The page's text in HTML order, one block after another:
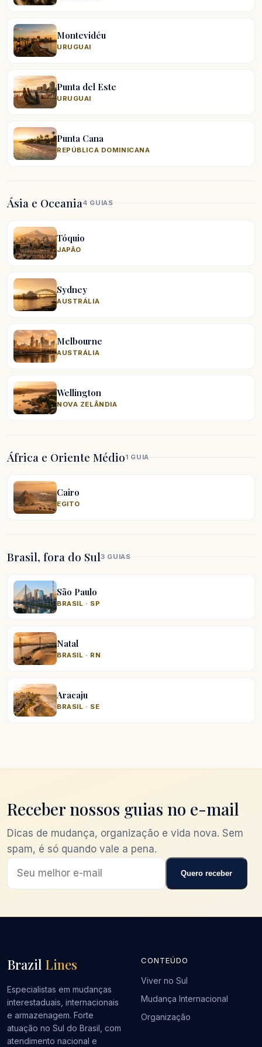
Montevidéu
URUGUAI
Punta del Este
URUGUAI
Punta Cana
REPÚBLICA DOMINICANA
Ásia e Oceania4 GUIAS
Tóquio
JAPÃO
Sydney
AUSTRÁLIA
Melbourne
AUSTRÁLIA
Wellington
NOVA ZELÂNDIA
África e Oriente Médio1 GUIA
Cairo
EGITO
Brasil, fora do Sul3 GUIAS
São Paulo
BRASIL · SP
Natal
BRASIL · RN
Aracaju
BRASIL · SE
Receber nossos guias no e-mail
Dicas de mudança, organização e vida nova. Sem
spam, é só quando vale a pena.
Quero receber
Brazil Lines
Especialistas em mudanças
interestaduais, internacionais
e armazenagem. Forte
atuação no Sul do Brasil, com
atendimento nacional e
CONTEÚDO
Viver no Sul
Mudança Internacional
Organização